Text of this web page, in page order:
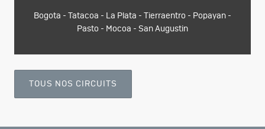
Bogota - Tatacoa - La Plata - Tierraentro - Popayan -
Pasto - Mocoa - San Augustin
TOUS NOS CIRCUITS